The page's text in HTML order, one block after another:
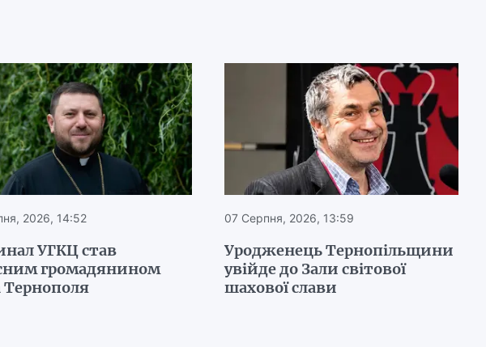
2026, 14:52
УГКЦ став
громадянином
Тернополя
07 Серпня, 2026, 13:59
Уродженець Тернопільщини
увійде до Зали світової
шахової слави